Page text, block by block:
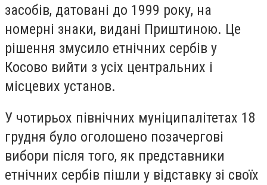
засобів, датовані до 1999 року, на
номерні знаки, видані Приштиною. Це
рішення змусило етнічних сербів у
Косово вийти з усіх центральних і
місцевих установ.
У чотирьох північних муніципалітетах 18
грудня було оголошено позачергові
вибори після того, як представники
етнічних сербів пішли у відставку зі своїх